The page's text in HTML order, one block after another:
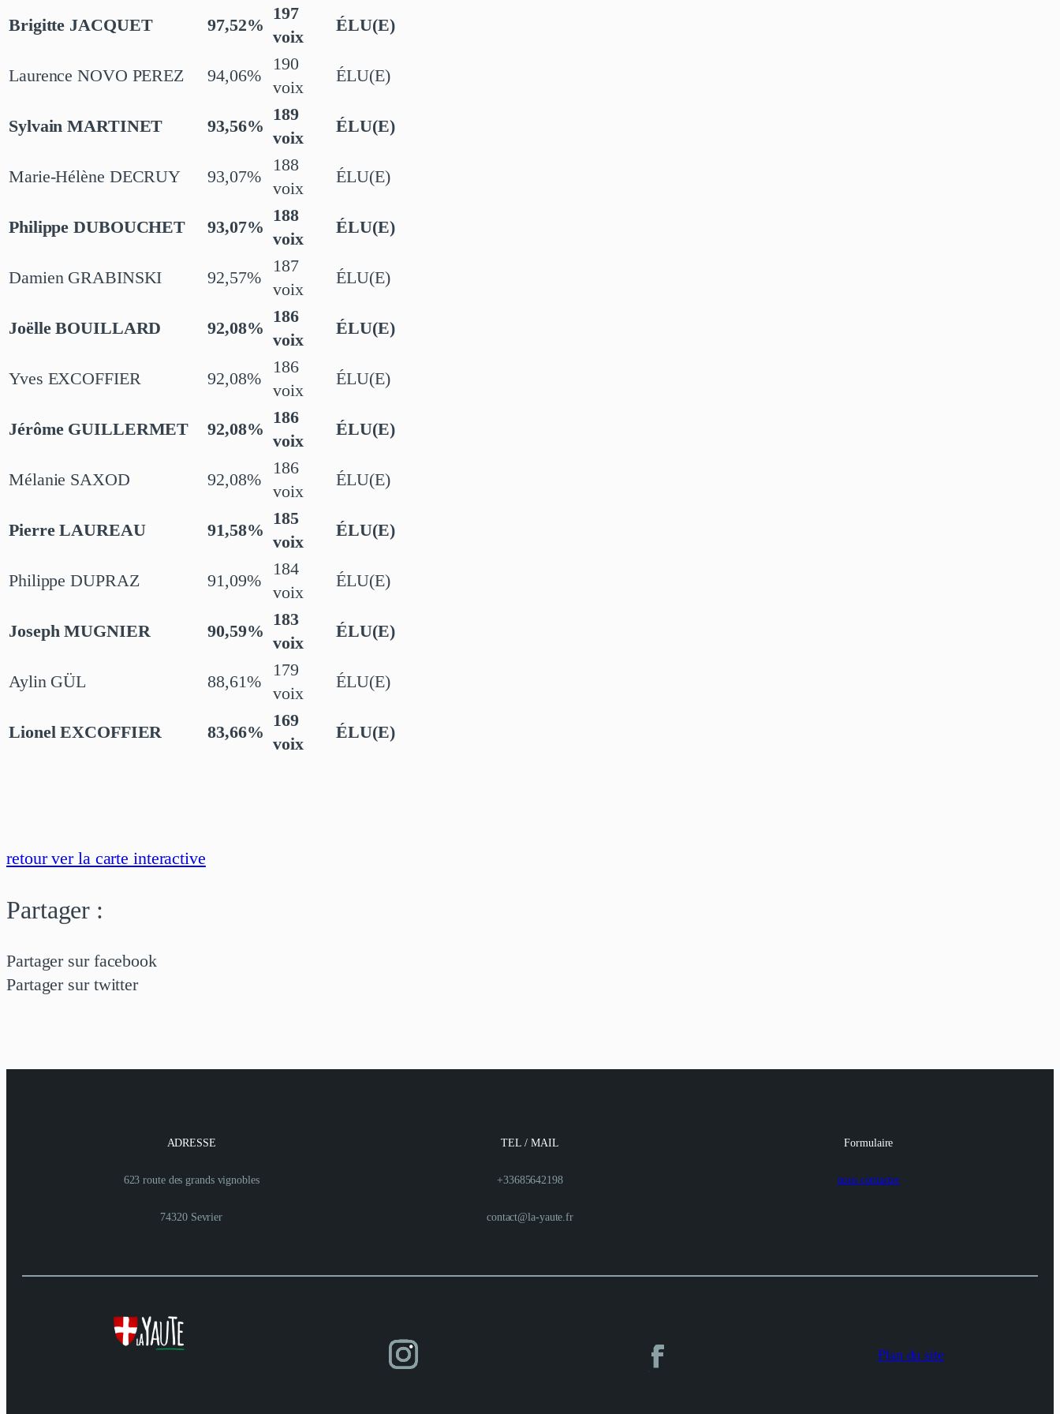
Brigitte JACQUET 97,52%
197
voix
ÉLU(E)
Laurence NOVO PEREZ 94,06%
190
voix
ÉLU(E)
Sylvain MARTINET 93,56%
189
voix
ÉLU(E)
Marie-Hélène DECRUY 93,07%
188
voix
ÉLU(E)
Philippe DUBOUCHET 93,07%
188
voix
ÉLU(E)
Damien GRABINSKI 92,57%
187
voix
ÉLU(E)
Joëlle BOUILLARD 92,08%
186
voix
ÉLU(E)
Yves EXCOFFIER 92,08%
186
voix
ÉLU(E)
Jérôme GUILLERMET 92,08%
186
voix
ÉLU(E)
Mélanie SAXOD 92,08%
186
voix
ÉLU(E)
Pierre LAUREAU 91,58%
185
voix
ÉLU(E)
Philippe DUPRAZ 91,09%
184
voix
ÉLU(E)
Joseph MUGNIER 90,59%
183
voix
ÉLU(E)
Aylin GÜL 88,61%
179
voix
ÉLU(E)
Lionel EXCOFFIER 83,66%
169
voix
ÉLU(E)
retour ver la carte interactive
Partager :
Partager sur facebook
Partager sur twitter
ADRESSE
623 route des grands vignobles
74320 Sevrier
TEL / MAIL
+33685642198
contact@la-yaute.fr
Formulaire
nous contacter
Plan du site